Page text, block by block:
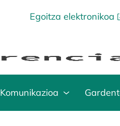
Egoitza elektronikoa
opens in
Komunikazioa